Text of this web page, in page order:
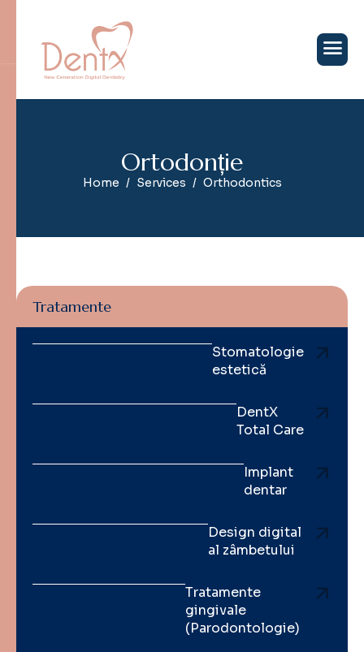
Ortodonție
Home Services Orthodontics
Tratamente
Stomatologie
estetică
DentX
Total Care
Implant
dentar
Design digital
al zâmbetului
Tratamente
gingivale
(Parodontologie)